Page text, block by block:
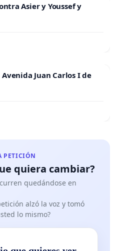
Asier y Youssef y
Juan Carlos I de
PETICIÓN
quiera cambiar?
quedándose en
alzó la voz y tomó
lo mismo?